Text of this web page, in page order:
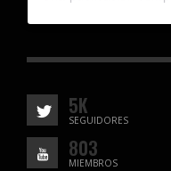
5K
SEGUIDORES
803
MIEMBROS